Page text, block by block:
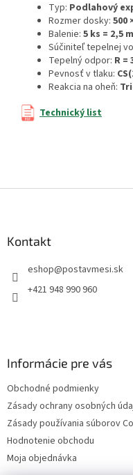
Typ: Podlahový
Rozmer dosky: 500
Balenie: 5 ks = 2,5
Súčiniteľ tepelnej
Tepelný odpor: R =
Pevnosť v tlaku:
Reakcia na oheň:
Technický list
Kontakt
eshop@postavmesi.sk
+421 948 990 960
Informácie pre vás
Obchodné podmienky
Zásady ochrany osobných
Zásady používania súborov
Hodnotenie obchodu
Moja objednávka